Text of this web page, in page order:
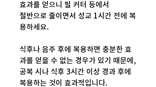
효과를 얻으니 필 커터 등에서
절반으로 줄이면서 성교 1시간 전에 복
용하세요.
식후나 음주 후에 복용하면 충분한 효
과를 얻을 수 없는 경우가 있기 때문에,
공복 시나 식후 3시간 이상 경과 후에
복용하는 것이 효과적입니다.